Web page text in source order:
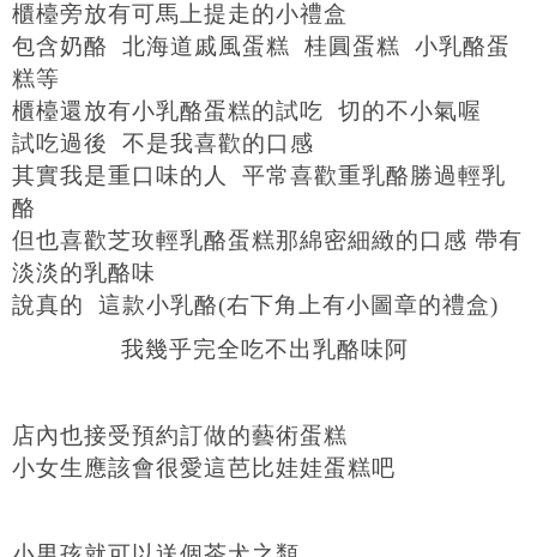
櫃檯旁放有可馬上提走的小禮盒
包含奶酪 北海道戚風蛋糕 桂圓蛋糕 小乳酪蛋
糕等
櫃檯還放有小乳酪蛋糕的試吃 切的不小氣喔
試吃過後 不是我喜歡的口感
其實我是重口味的人 平常喜歡重乳酪勝過輕乳
酪
但也喜歡芝玫輕乳酪蛋糕那綿密細緻的口感 帶有
淡淡的乳酪味
說真的 這款小乳酪(右下角上有小圖章的禮盒)
我幾乎完全吃不出乳酪味阿
店內也接受預約訂做的藝術蛋糕
小女生應該會很愛這芭比娃娃蛋糕吧